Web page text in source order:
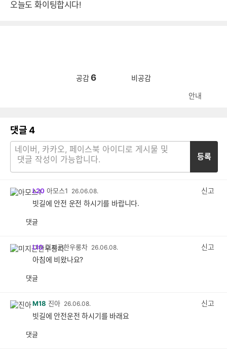
오늘도 화이팅합시다!
공감6 비공감
안내
댓글4
등록
L20 아모스1 26.06.08.
신고
빗길에 안전 운전 하시기를 바랍니다.
댓글
L10 미지근한우롱차 26.06.08.
신고
아침에 비왔나요?
댓글
M18 진아 26.06.08.
신고
빗길에 안전운전 하시기를 바래요
댓글